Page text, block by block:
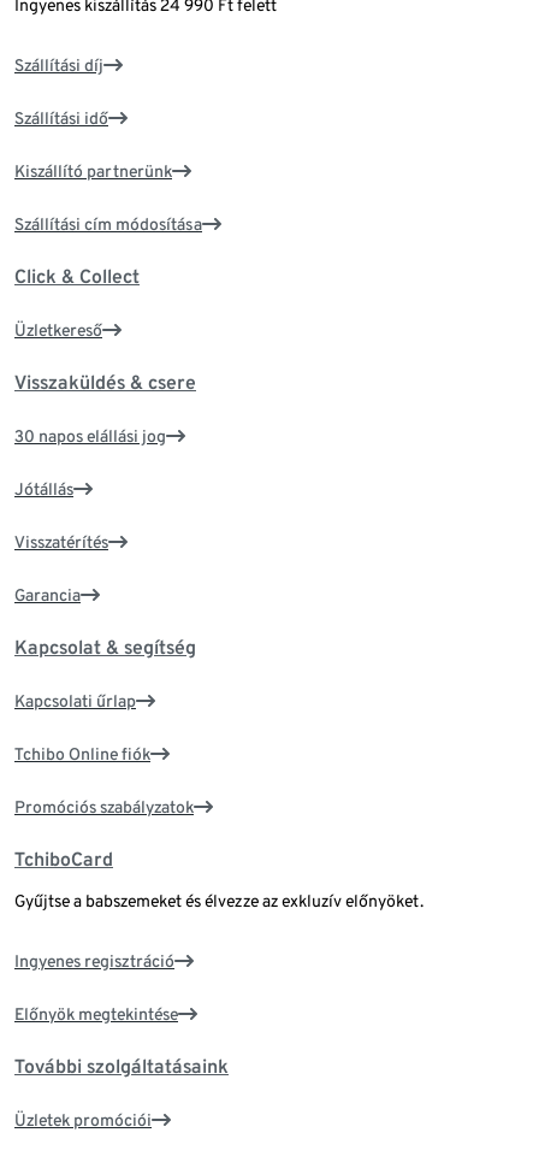
Ingyenes kiszállítás 24 990 Ft felett
Szállítási díj
Szállítási idő
Kiszállító partnerünk
Szállítási cím módosítása
Click & Collect
Üzletkereső
Visszaküldés & csere
30 napos elállási jog
Jótállás
Visszatérítés
Garancia
Kapcsolat & segítség
Kapcsolati űrlap
Tchibo Online fiók
Promóciós szabályzatok
TchiboCard
Gyűjtse a babszemeket és élvezze az exkluzív előnyöket.
Ingyenes regisztráció
Előnyök megtekintése
További szolgáltatásaink
Üzletek promóciói